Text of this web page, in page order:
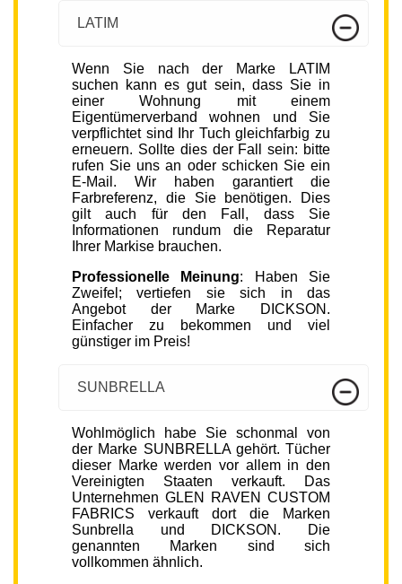
LATIM
Wenn Sie nach der Marke LATIM
suchen kann es gut sein, dass Sie in
einer Wohnung mit einem
Eigentümerverband wohnen und Sie
verpflichtet sind Ihr Tuch gleichfarbig zu
erneuern. Sollte dies der Fall sein: bitte
rufen Sie uns an oder schicken Sie ein
E-Mail. Wir haben garantiert die
Farbreferenz, die Sie benötigen. Dies
gilt auch für den Fall, dass Sie
Informationen rundum die Reparatur
Ihrer Markise brauchen.
Professionelle Meinung: Haben Sie
Zweifel; vertiefen sie sich in das
Angebot der Marke DICKSON.
Einfacher zu bekommen und viel
günstiger im Preis!
SUNBRELLA
Wohlmöglich habe Sie schonmal von
der Marke SUNBRELLA gehört. Tücher
dieser Marke werden vor allem in den
Vereinigten Staaten verkauft. Das
Unternehmen GLEN RAVEN CUSTOM
FABRICS verkauft dort die Marken
Sunbrella und DICKSON. Die
genannten Marken sind sich
vollkommen ähnlich.